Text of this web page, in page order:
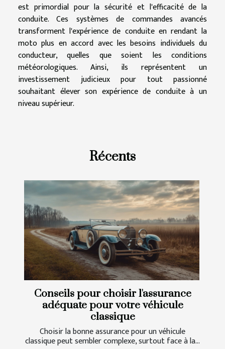
est primordial pour la sécurité et l'efficacité de la
conduite. Ces systèmes de commandes avancés
transforment l'expérience de conduite en rendant la
moto plus en accord avec les besoins individuels du
conducteur, quelles que soient les conditions
météorologiques. Ainsi, ils représentent un
investissement judicieux pour tout passionné
souhaitant élever son expérience de conduite à un
niveau supérieur.
Récents
Conseils pour choisir l'assurance
adéquate pour votre véhicule
classique
Choisir la bonne assurance pour un véhicule
classique peut sembler complexe, surtout face à la...